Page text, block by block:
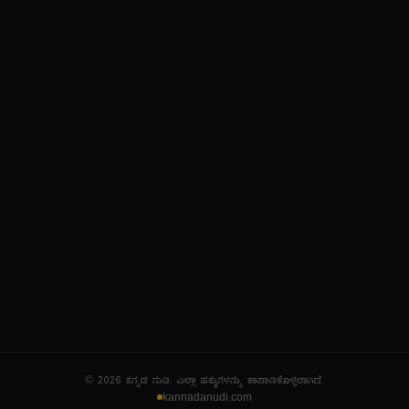
© 2026 ಕನ್ನಡ ನುಡಿ. ಎಲ್ಲಾ ಹಕ್ಕುಗಳನ್ನು ಕಾಪಾಡಿಕೊಳ್ಳಲಾಗಿದೆ.
kannadanudi.com